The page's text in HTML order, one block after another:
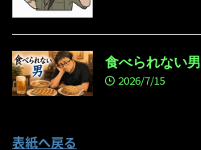
食べられない男
2026/7/15
表紙へ戻る